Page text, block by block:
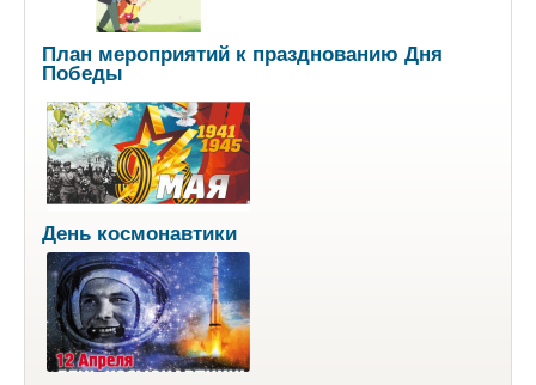
План мероприятий к празднованию Дня
Победы
День космонавтики